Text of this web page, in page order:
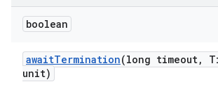
boolean
awaitTermination(long timeout,
unit)